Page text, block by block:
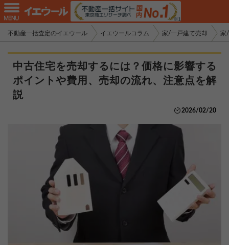
不動産一括査定のイエウール イエウールコラム 家/一戸建て売却 家
中古住宅を売却するには？価格に影響する
ポイントや費用、売却の流れ、注意点を解
説
2026/02/20